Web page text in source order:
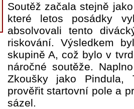
Soutěž začala stejně
které letos posádky
absolvovali tento
riskování. Výsledkem
skupině A, což bylo v
náročné soutěže.
Zkoušky jako Pindula,
prověřit startovní pole a
sázel.